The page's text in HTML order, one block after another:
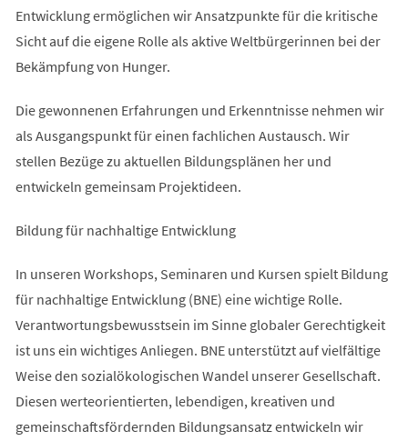
Entwicklung ermöglichen wir Ansatzpunkte für die kritische
Sicht auf die eigene Rolle als aktive Weltbürgerinnen bei der
Bekämpfung von Hunger.
Die gewonnenen Erfahrungen und Erkenntnisse nehmen wir
als Ausgangspunkt für einen fachlichen Austausch. Wir
stellen Bezüge zu aktuellen Bildungsplänen her und
entwickeln gemeinsam Projektideen.
Bildung für nachhaltige Entwicklung
In unseren Workshops, Seminaren und Kursen spielt Bildung
für nachhaltige Entwicklung (BNE) eine wichtige Rolle.
Verantwortungsbewusstsein im Sinne globaler Gerechtigkeit
ist uns ein wichtiges Anliegen. BNE unterstützt auf vielfältige
Weise den sozialökologischen Wandel unserer Gesellschaft.
Diesen werteorientierten, lebendigen, kreativen und
gemeinschaftsfördernden Bildungsansatz entwickeln wir